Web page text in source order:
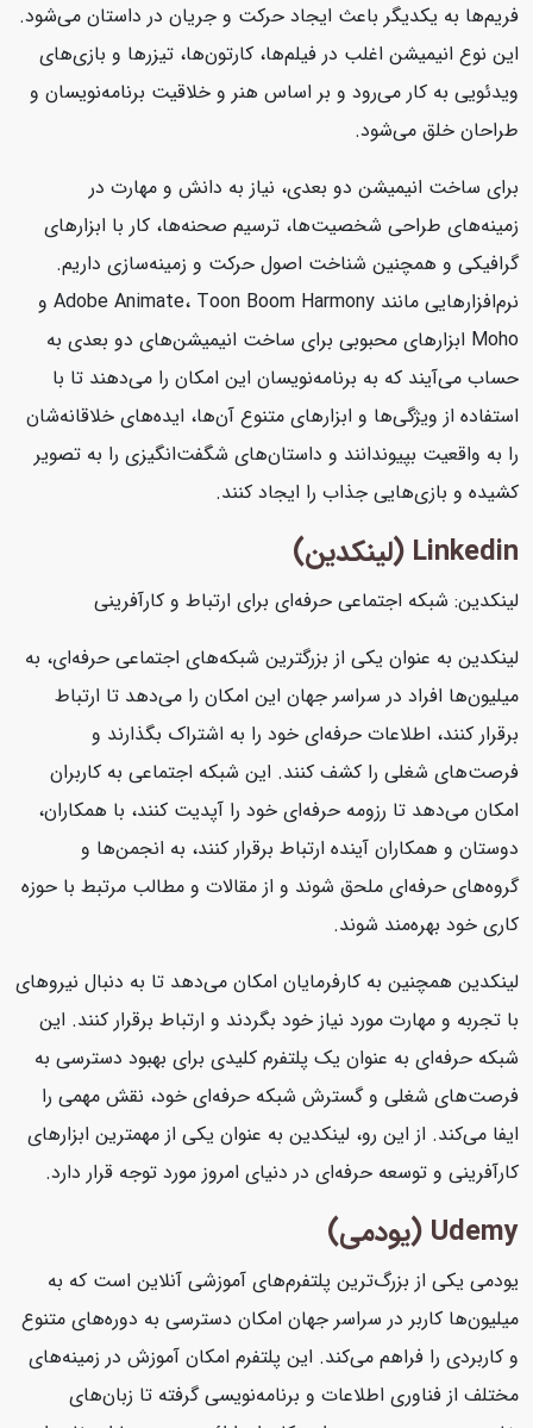
فریم‌ها به یکدیگر باعث ایجاد حرکت و جریان در داستان می‌شود.
این نوع انیمیشن اغلب در فیلم‌ها، کارتون‌ها، تیزرها و بازی‌های
ویدئویی به کار می‌رود و بر اساس هنر و خلاقیت برنامه‌نویسان و
طراحان خلق می‌شود.
برای ساخت انیمیشن دو بعدی، نیاز به دانش و مهارت در
زمینه‌های طراحی شخصیت‌ها، ترسیم صحنه‌ها، کار با ابزارهای
گرافیکی و همچنین شناخت اصول حرکت و زمینه‌سازی داریم.
نرم‌افزارهایی مانند Adobe Animate، Toon Boom Harmony و
Moho ابزارهای محبوبی برای ساخت انیمیشن‌های دو بعدی به
حساب می‌آیند که به برنامه‌نویسان این امکان را می‌دهند تا با
استفاده از ویژگی‌ها و ابزارهای متنوع آن‌ها، ایده‌های خلاقانه‌شان
را به واقعیت بپیوندانند و داستان‌های شگفت‌انگیزی را به تصویر
کشیده و بازی‌هایی جذاب را ایجاد کنند.
Linkedin (لینکدین)
لینکدین: شبکه اجتماعی حرفه‌ای برای ارتباط و کارآفرینی
لینکدین به عنوان یکی از بزرگترین شبکه‌های اجتماعی حرفه‌ای، به
میلیون‌ها افراد در سراسر جهان این امکان را می‌دهد تا ارتباط
برقرار کنند، اطلاعات حرفه‌ای خود را به اشتراک بگذارند و
فرصت‌های شغلی را کشف کنند. این شبکه اجتماعی به کاربران
امکان می‌دهد تا رزومه حرفه‌ای خود را آپدیت کنند، با همکاران،
دوستان و همکاران آینده ارتباط برقرار کنند، به انجمن‌ها و
گروه‌های حرفه‌ای ملحق شوند و از مقالات و مطالب مرتبط با حوزه
کاری خود بهره‌مند شوند.
لینکدین همچنین به کارفرمایان امکان می‌دهد تا به دنبال نیروهای
با تجربه و مهارت مورد نیاز خود بگردند و ارتباط برقرار کنند. این
شبکه حرفه‌ای به عنوان یک پلتفرم کلیدی برای بهبود دسترسی به
فرصت‌های شغلی و گسترش شبکه حرفه‌ای خود، نقش مهمی را
ایفا می‌کند. از این رو، لینکدین به عنوان یکی از مهمترین ابزارهای
کارآفرینی و توسعه حرفه‌ای در دنیای امروز مورد توجه قرار دارد.
Udemy (یودمی)
یودمی یکی از بزرگ‌ترین پلتفرم‌های آموزشی آنلاین است که به
میلیون‌ها کاربر در سراسر جهان امکان دسترسی به دوره‌های متنوع
و کاربردی را فراهم می‌کند. این پلتفرم امکان آموزش در زمینه‌های
مختلف از فناوری اطلاعات و برنامه‌نویسی گرفته تا زبان‌های